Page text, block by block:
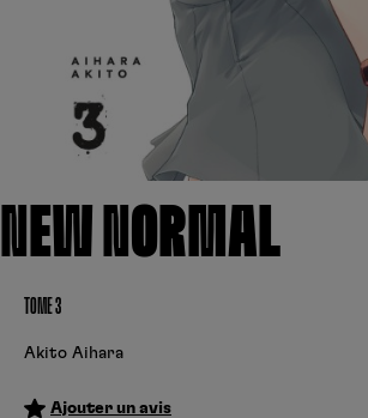
NEW NORMAL
TOME 3
Akito Aihara
Ajouter un avis
Se connecter
Hunter x Hunter
Fire Force
Black Butler